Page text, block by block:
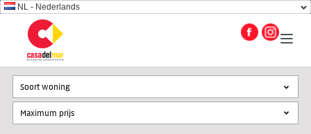
NL - Nederlands
Soort woning